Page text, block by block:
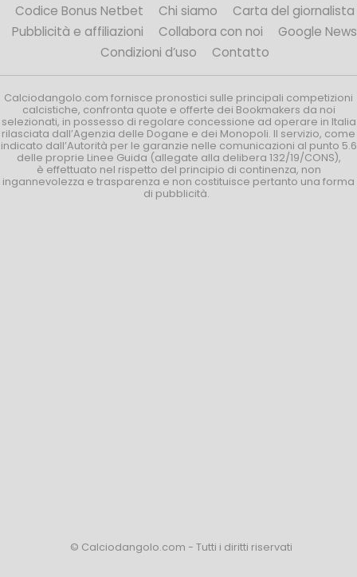
Codice Bonus Netbet
Chi siamo
Carta del giornalista
Pubblicità e affiliazioni
Collabora con noi
Google News
Condizioni d’uso
Contatto
Calciodangolo.com fornisce pronostici sulle principali competizioni
calcistiche, confronta quote e offerte dei Bookmakers da noi
selezionati, in possesso di regolare concessione ad operare in Italia
rilasciata dall’Agenzia delle Dogane e dei Monopoli. Il servizio, come
indicato dall’Autorità per le garanzie nelle comunicazioni al punto 5.6
delle proprie Linee Guida (allegate alla delibera 132/19/CONS),
è effettuato nel rispetto del principio di continenza, non
ingannevolezza e trasparenza e non costituisce pertanto una forma
di pubblicità.
© Calciodangolo.com - Tutti i diritti riservati